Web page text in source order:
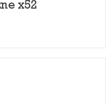
x52